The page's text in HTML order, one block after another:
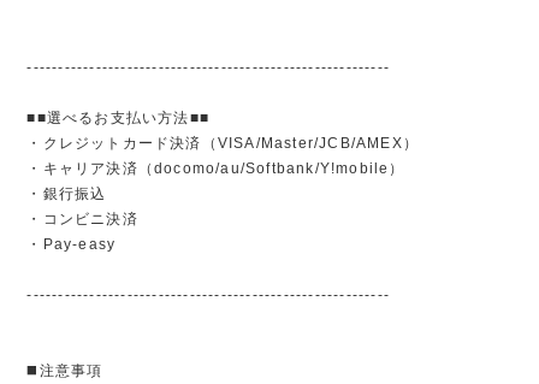
----------------------------------------------------------
■■選べるお支払い方法■■
・クレジットカード決済（VISA/Master/JCB/AMEX）
・キャリア決済（docomo/au/Softbank/Y!mobile）
・銀行振込
・コンビニ決済
・Pay-easy
----------------------------------------------------------
◼️注意事項